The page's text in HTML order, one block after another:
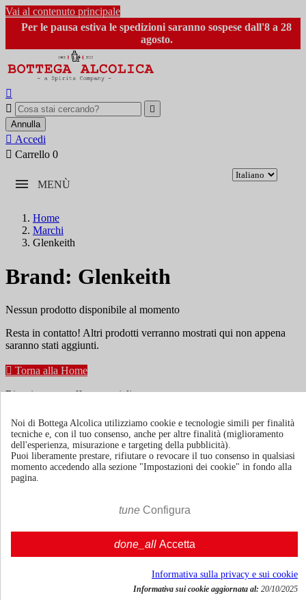
Vai al contenuto principale
Per le pausa estiva le spedizioni saranno sospese dall'8 a 28
agosto.



Annulla
 Accedi
 Carrello 0
MENÙ
Home
Marchi
Glenkeith
Brand: Glenkeith
Nessun prodotto disponibile al momento
Resta in contatto! Altri prodotti verranno mostrati qui non appena
saranno stati aggiunti.
 Torna alla Home
Ricevi news e offerte speciali
Puoi annullare l'iscrizione in ogni momenti. A questo scopo, cerca le
info di contatto nelle note legali.
Termini e condizioni
Mostra/nascondi link chi siamo
Noi di Bottega Alcolica utilizziamo cookie e tecnologie simili per finalità
tecniche e, con il tuo consenso, anche per altre finalità (miglioramento
dell'esperienza, misurazione e targeting della pubblicità).
Puoi liberamente prestare, rifiutare o revocare il tuo consenso in qualsiasi
momento accedendo alla sezione "Impostazioni dei cookie" in fondo alla
pagina.
tune Configura
done_all Accetta
Informativa sulla privacy e sui cookie
Informativa sui cookie aggiornata al: 20/10/2025